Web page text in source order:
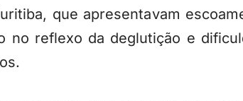
que apresentavam
no reflexo da deglutição e